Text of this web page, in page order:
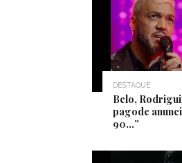
DESTAQUE
Belo,
pagode
90…”